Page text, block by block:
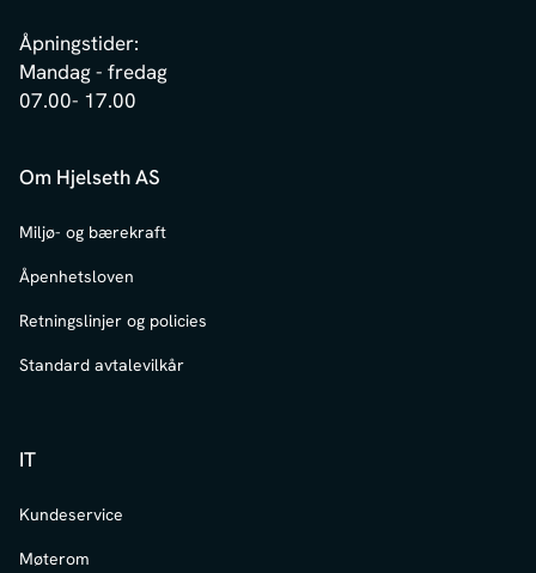
Åpningstider:
Mandag - fredag
07.00- 17.00
Om Hjelseth AS
Miljø- og bærekraft
Åpenhetsloven
Retningslinjer og policies
Standard avtalevilkår
IT
Kundeservice
Møterom